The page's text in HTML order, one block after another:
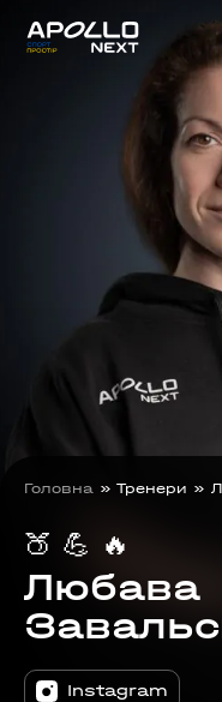
Головна » Тренери »
🍑 💪 🔥
Любава
Instagram